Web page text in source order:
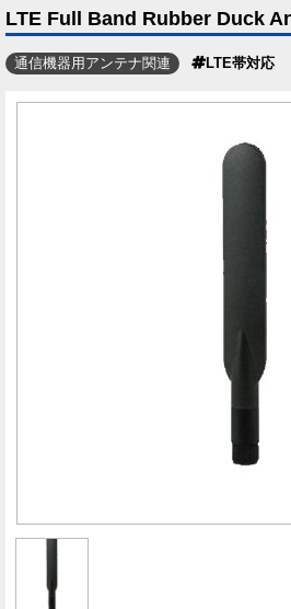
LTE Full Band Rubber Duck
通信機器用アンテナ関連 LTE帯対応